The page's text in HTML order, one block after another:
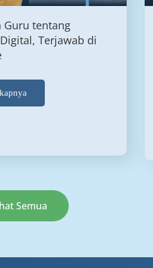
Guru tentang
Terjawab di
Semua